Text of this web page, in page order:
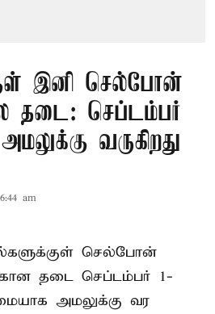
இனி செல்போன்
தடை: செப்டம்பர்
வருகிறது
am
செல்போன்
தடை செப்டம்பர் 1-
அமலுக்கு வர